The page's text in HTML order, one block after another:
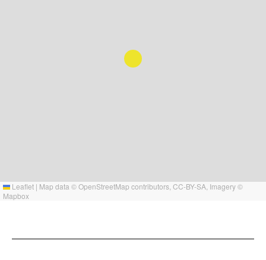
Leaflet | Map data ©OpenStreetMap contributors, CC-BY-SA , Imagery ©
Mapbox